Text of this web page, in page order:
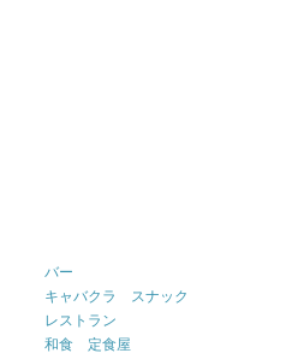
バー
キャバクラ スナック
レストラン
和食 定食屋